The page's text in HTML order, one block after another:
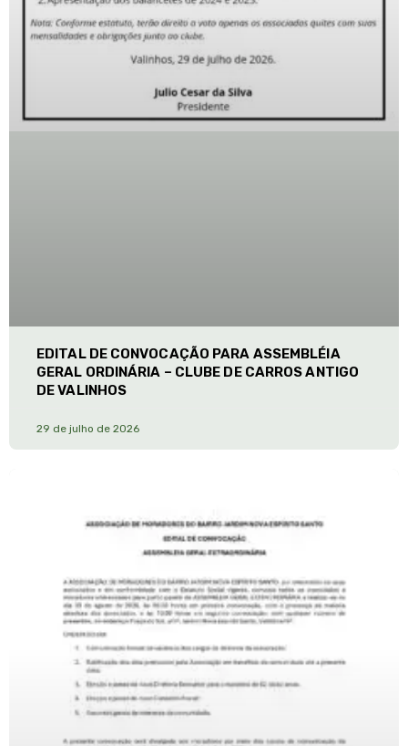
EDITAL DE CONVOCAÇÃO PARA ASSEMBLÉIA
GERAL ORDINÁRIA – CLUBE DE CARROS ANTIGO
DE VALINHOS
29 de julho de 2026